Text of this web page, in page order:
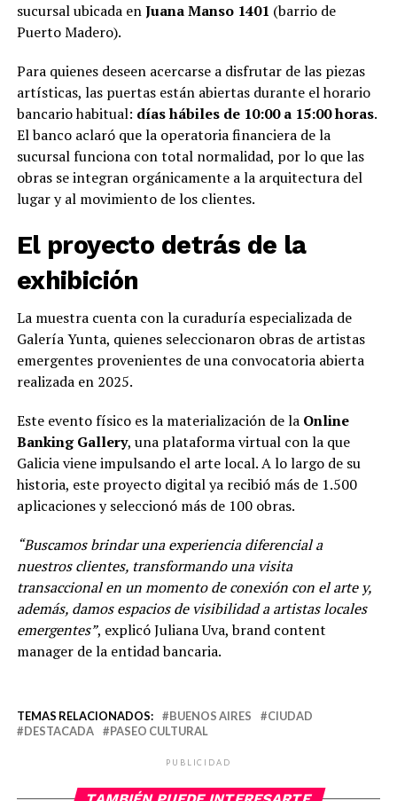
sucursal ubicada enJuana Manso 1401 (barrio de
Puerto Madero).
Para quienes deseen acercarse a disfrutar de las piezas
artísticas, las puertas están abiertas durante el horario
bancario habitual: días hábiles de 10:00 a 15:00 horas.
El banco aclaró que la operatoria financiera de la
sucursal funciona con total normalidad, por lo que las
obras se integran orgánicamente a la arquitectura del
lugar y al movimiento de los clientes.
El proyecto detrás de la
exhibición
La muestra cuenta con la curaduría especializada de
Galería Yunta, quienes seleccionaron obras de artistas
emergentes provenientes de una convocatoria abierta
realizada en 2025.
Este evento físico es la materialización de la Online
Banking Gallery, una plataforma virtual con la que
Galicia viene impulsando el arte local. A lo largo de su
historia, este proyecto digital ya recibió más de 1.500
aplicaciones y seleccionó más de 100 obras.
“Buscamos brindar una experiencia diferencial a
nuestros clientes, transformando una visita
transaccional en un momento de conexión con el arte y,
además, damos espacios de visibilidad a artistas locales
emergentes”, explicó Juliana Uva, brand content
manager de la entidad bancaria.
TEMAS RELACIONADOS: BUENOS AIRES
CIUDAD
DESTACADA
PASEO CULTURAL
PUBLICIDAD